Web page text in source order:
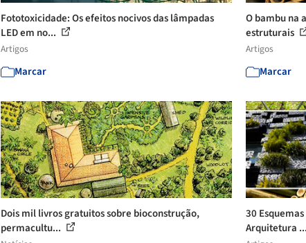
Fototoxicidade: Os efeitos nocivos das lâmpadas
LED em no...
Artigos
Marcar
O bambu na
estruturais
Artigos
Marcar
Dois mil livros gratuitos sobre bioconstrução,
permacultu...
30
Arquitetura ...